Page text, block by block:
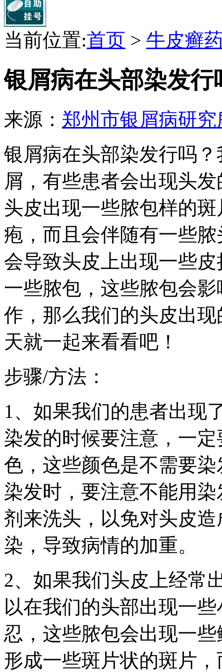
当前位置:首页 > 牛皮癣
银屑病在头部染发行
来源： 郑州市银屑病研究
银屑病在头部染发行吗
屑，有些患者会出现头
头皮出现一些脓包样的
疱，而且会伴随有一些
会导致头皮上出现一些
一些脓包，这些脓包会
作，那么我们的头皮出
天就一起来看看吧！
步骤/方法：
1、如果我们的患者出现
染发的时候要注意，一
色，这些颜色是不需要
染发时，要注意不能用染
剂来洗头，以免对头皮
染，导致病情的加重。
2、如果我们头皮上经常
以在我们的头部出现一
忍，这些脓包会出现一
形成一些斑片状的斑片